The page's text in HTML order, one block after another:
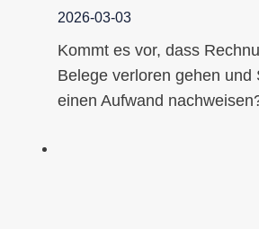
2026-03-03
Kommt es vor, dass
Belege verloren gehen und
einen Aufwand